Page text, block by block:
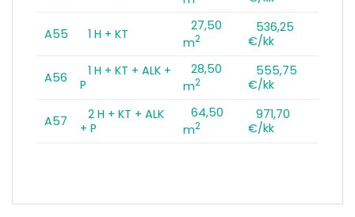
A55 1 H + KT
27,50
m2
536,25
€/kk
A56
1 H + KT + ALK +
P
28,50
m2
555,75
€/kk
A57
2 H + KT + ALK
+ P
64,50
m2
971,70
€/kk